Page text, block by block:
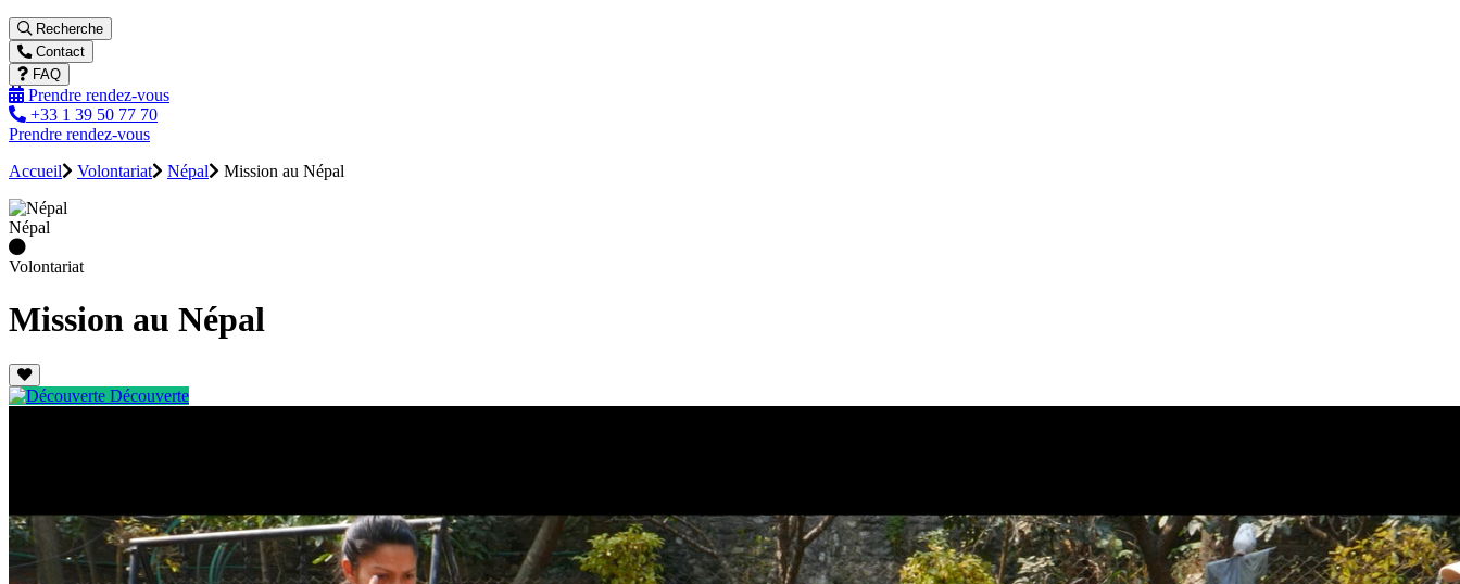
Recherche
Contact
FAQ
Prendre rendez-vous
+33 1 39 50 77 70
Prendre rendez-vous
Accueil
Volontariat Népal Mission au Népal
Népal
Volontariat
Mission au Népal
Découverte